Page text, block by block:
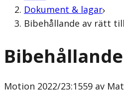
Dokument & lagar
Bibehållande av rätt
Motion 2022/23:1559 av